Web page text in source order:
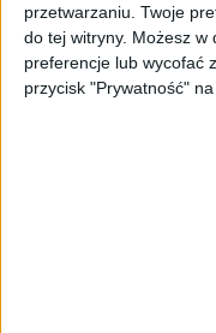
przetwarzaniu. Twoje
do tej witryny. Możesz w
preferencje lub wycofać
przycisk "Prywatność"